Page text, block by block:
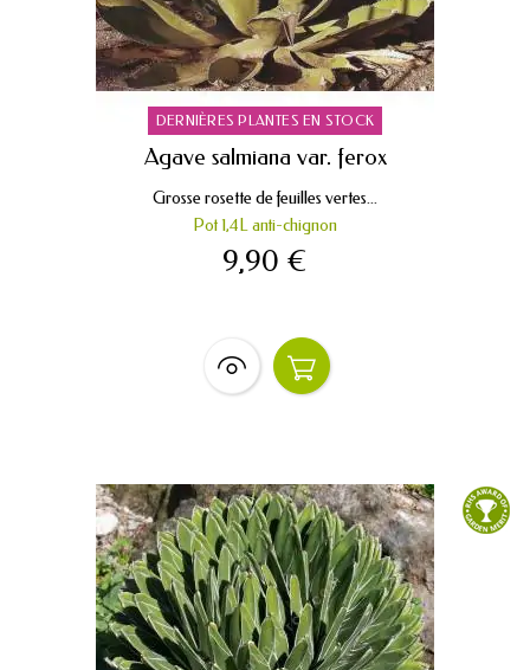
DERNIÈRES PLANTES EN STOCK
Agave salmiana var. ferox
Grosse rosette de feuilles vertes...
Pot 1,4L anti-chignon
9,90 €